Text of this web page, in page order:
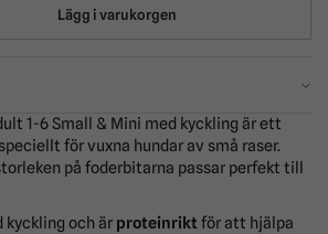
Lägg i varukorgen
1-6 Small & Mini med kyckling är ett
för vuxna hundar av små raser.
på foderbitarna passar perfekt till
kyckling och är proteinrikt för att hjälpa